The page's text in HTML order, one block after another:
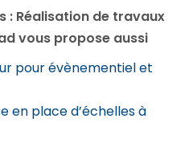
: Réalisation de travaux
vous propose aussi
pour évènementiel et
en place d’échelles à